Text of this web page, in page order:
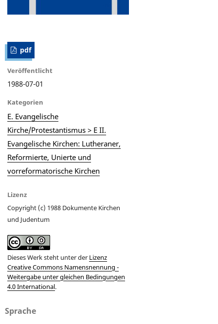
pdf
Veröffentlicht
1988-07-01
Kategorien
E. Evangelische
Kirche/Protestantismus > E II.
Evangelische Kirchen: Lutheraner,
Reformierte, Unierte und
vorreformatorische Kirchen
Lizenz
Copyright (c) 1988 Dokumente Kirchen
und Judentum
Dieses Werk steht unter der Lizenz
Creative Commons Namensnennung -
Weitergabe unter gleichen Bedingungen
4.0 International.
Sprache